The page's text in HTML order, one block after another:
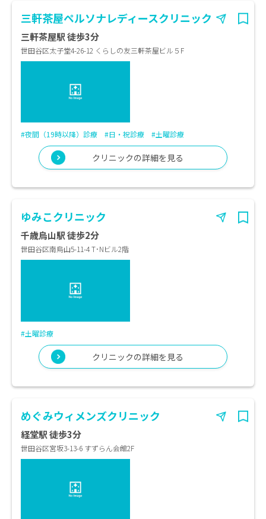
三軒茶屋ペルソナレディースクリニック
三軒茶屋駅 徒歩3分
世田谷区太子堂4-26-12 くらしの友三軒茶屋ビル５F
#夜間（19時以降）診療 #日・祝診療 #土曜診療
クリニックの詳細を見る
ゆみこクリニック
千歳烏山駅 徒歩2分
世田谷区南烏山5-11-4 T･Nビル2階
#土曜診療
クリニックの詳細を見る
めぐみウィメンズクリニック
経堂駅 徒歩3分
世田谷区宮坂3-13-6 すずらん会館2F